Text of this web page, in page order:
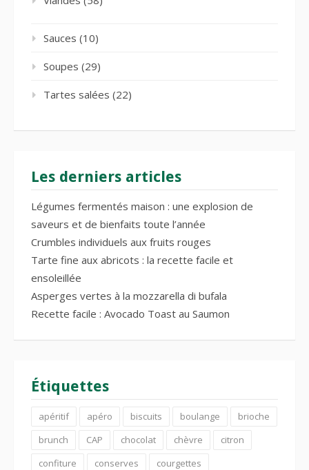
Sauces (10)
Soupes (29)
Tartes salées (22)
Les derniers articles
Légumes fermentés maison : une explosion de
saveurs et de bienfaits toute l’année
Crumbles individuels aux fruits rouges
Tarte fine aux abricots : la recette facile et
ensoleillée
Asperges vertes à la mozzarella di bufala
Recette facile : Avocado Toast au Saumon
Étiquettes
apéritif apéro biscuits boulange
brioche
brunch
CAP chocolat chèvre
citron
confiture
conserves
courgettes